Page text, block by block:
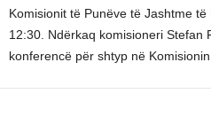
Komisionit të Punëve të Jashtme
12:30. Ndërkaq komisioneri Stefan
konferencë për shtyp në